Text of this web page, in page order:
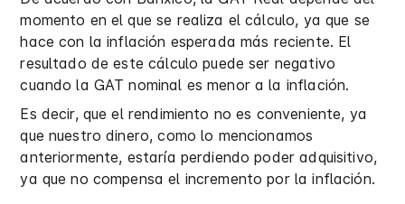
momento en el que se realiza el cálculo, ya que se
hace con la inflación esperada más reciente. El
resultado de este cálculo puede ser negativo
cuando la GAT nominal es menor a la inflación.
Es decir, que el rendimiento no es conveniente, ya
que nuestro dinero, como lo mencionamos
anteriormente, estaría perdiendo poder adquisitivo,
ya que no compensa el incremento por la inflación.